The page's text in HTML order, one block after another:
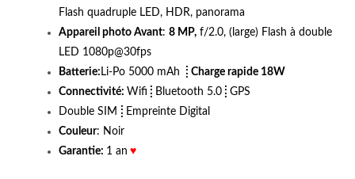
Flash quadruple LED, HDR, panorama
Appareil photo Avant: 8 MP,f/2.0, (large) Flash à double
LED 1080p@30fps
Batterie: Li-Po 5000 mAh ⁞ Charge rapide 18W
Connectivité: Wifi ⁞ Bluetooth 5.0⁞ GPS
Double SIM ⁞ Empreinte Digital
Couleur: Noir
Garantie: 1 an ♥